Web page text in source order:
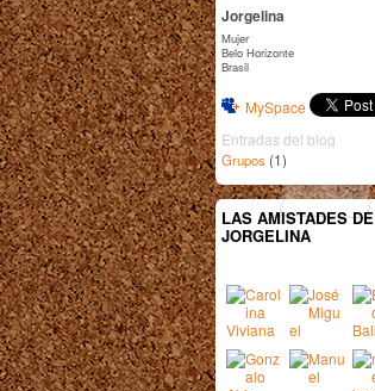
Jorgelina
Mujer
Belo Horizonte
Brasil
MySpace
Entradas del blog
Grupos (1)
LAS AMISTADES DE
JORGELINA